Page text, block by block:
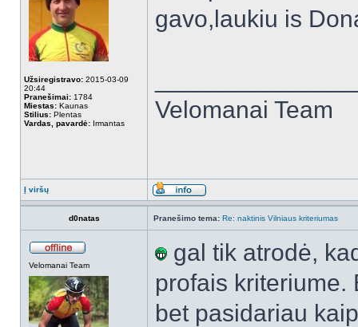
Užsiregistravo: 2015-03-09
20:44
Pranešimai: 1784
Miestas: Kaunas
Stilius: Plentas
Vardas, pavardė: Irmantas
gavo,laukiu is
Velomanai Team
Į viršų
d0natas Pranešimo tema: Re: naktinis Vilniaus kriteriumas
Velomanai Team
gal tik atrodė,
profais kriteriume.
bet pasidariau